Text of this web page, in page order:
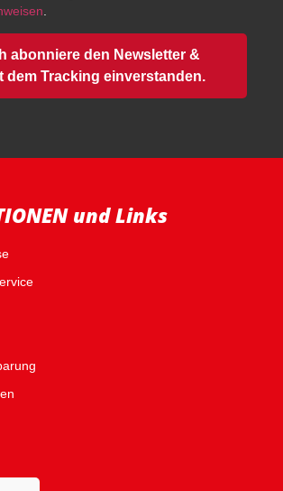
abonniere den Newsletter &
dem Tracking einverstanden.
und Links